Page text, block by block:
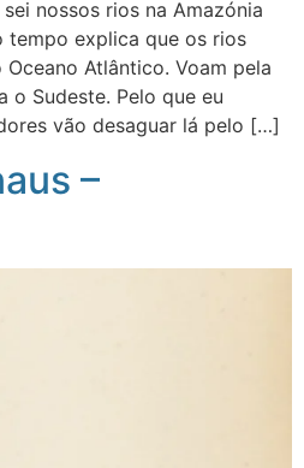
nossos rios na Amazónia
tempo explica que os rios
Atlântico. Voam pela
o Sudeste. Pelo que eu
vão desaguar lá pelo […]
–